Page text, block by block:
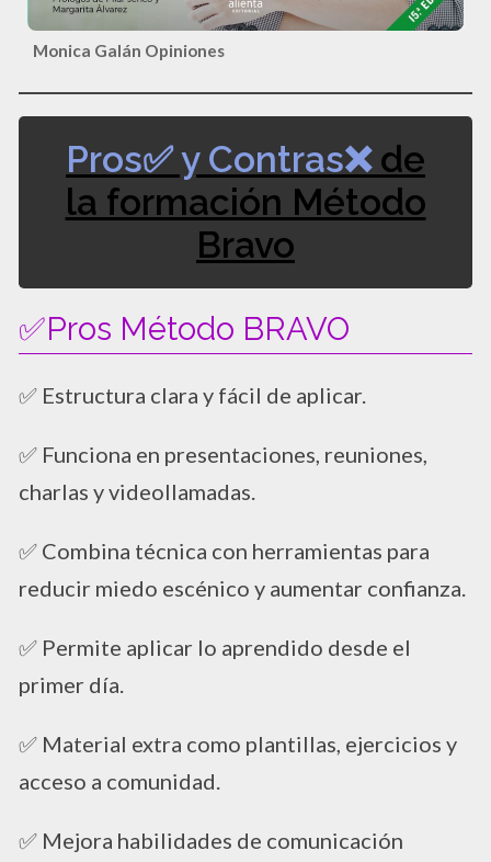
Monica Galán Opiniones
Pros✅ y Contras❌de
la formación Método
Bravo
✅Pros Método BRAVO
✅ Estructura clara y fácil de aplicar.
✅ Funciona en presentaciones, reuniones,
charlas y videollamadas.
✅ Combina técnica con herramientas para
reducir miedo escénico y aumentar confianza.
✅ Permite aplicar lo aprendido desde el
primer día.
✅ Material extra como plantillas, ejercicios y
acceso a comunidad.
✅ Mejora habilidades de comunicación